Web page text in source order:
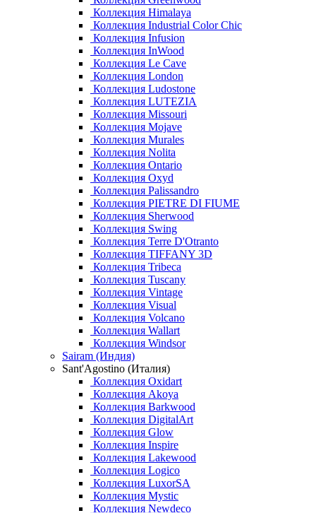
Коллекция Himalaya
Коллекция Industrial Color Chic
Коллекция Infusion
Коллекция InWood
Коллекция Le Cave
Коллекция London
Коллекция Ludostone
Коллекция LUTEZIA
Коллекция Missouri
Коллекция Mojave
Коллекция Murales
Коллекция Nolita
Коллекция Ontario
Коллекция Oxyd
Коллекция Palissandro
Коллекция PIETRE DI FIUME
Коллекция Sherwood
Коллекция Swing
Коллекция Terre D'Otranto
Коллекция TIFFANY 3D
Коллекция Tribeca
Коллекция Tuscany
Коллекция Vintage
Коллекция Visual
Коллекция Volcano
Коллекция Wallart
Коллекция Windsor
Sairam (Индия)
Sant'Agostino (Италия)
Коллекция Oxidart
Коллекция Akoya
Коллекция Barkwood
Коллекция DigitalArt
Коллекция Glow
Коллекция Inspire
Коллекция Lakewood
Коллекция Logico
Коллекция LuxorSA
Коллекция Mystic
Коллекция Newdeco